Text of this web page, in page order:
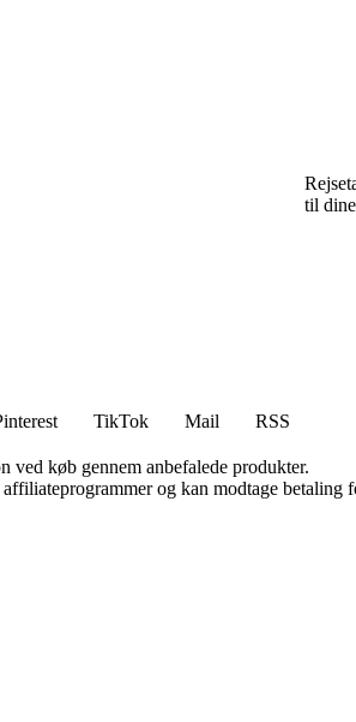
til
TikTok Mail
RSS
ved køb gennem anbefalede produkter.
og kan modtage